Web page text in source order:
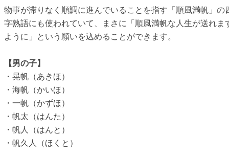
物事が滞りなく順調に進んでいることを指す「順風満帆」の
字熟語にも使われていて、まさに「順風満帆な人生が送れま
ように」という願いを込めることができます。
【男の子】
・晃帆（あきほ）
・海帆（かいほ）
・一帆（かずほ）
・帆太（はんた）
・帆人（はんと）
・帆久人（ほくと）